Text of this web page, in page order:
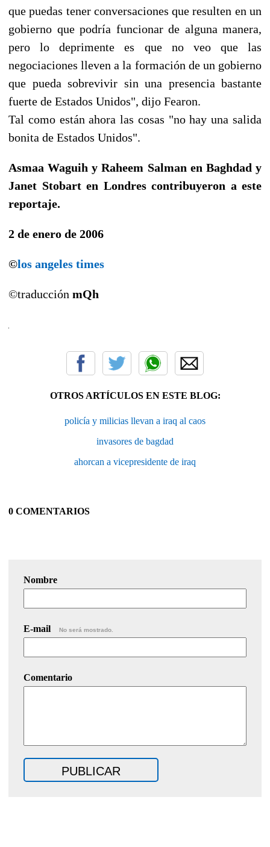
que puedas tener conversaciones que resulten en un
gobierno que podría funcionar de alguna manera,
pero lo deprimente es que no veo que las
negociaciones lleven a la formación de un gobierno
que pueda sobrevivir sin una presencia bastante
fuerte de Estados Unidos", dijo Fearon.
Tal como están ahora las cosas "no hay una salida
bonita de Estados Unidos".
Asmaa Waguih y Raheem Salman en Baghdad y
Janet Stobart en Londres contribuyeron a este
reportaje.
2 de enero de 2006
©los angeles times
©traducción mQh
OTROS ARTÍCULOS EN ESTE BLOG:
policía y milicias llevan a iraq al caos
invasores de bagdad
ahorcan a vicepresidente de iraq
0 COMENTARIOS
Nombre
E-mail No será mostrado.
Comentario